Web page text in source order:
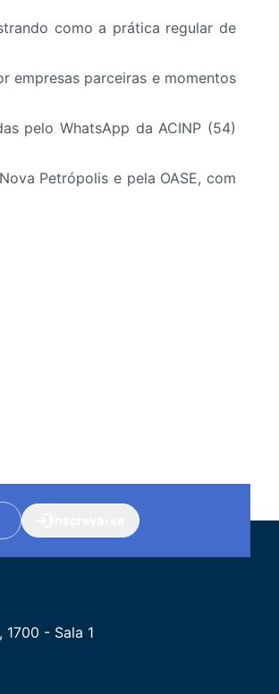
como a prática regular de
empresas parceiras e momentos
pelo WhatsApp da ACINP (54)
Petrópolis e pela OASE, com
1700 - Sala 1